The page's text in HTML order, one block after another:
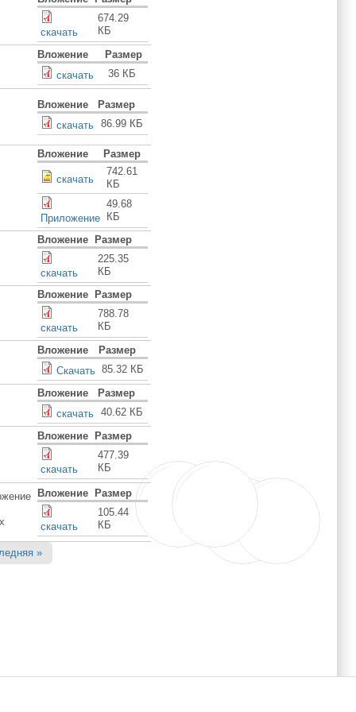
скачать
674.29
КБ
Вложение
Размер
скачать
36 КБ
Вложение
Размер
скачать
86.99 КБ
Вложение Размер
скачать
742.61
КБ
Приложение
49.68
КБ
Вложение
Размер
скачать
225.35
КБ
Вложение
Размер
скачать
788.78
КБ
Вложение
Размер
Скачать 85.32 КБ
Вложение
Размер
cкачать
40.62 КБ
Вложение
Размер
скачать
477.39
КБ
Вложение Размер
скачать
105.44
КБ
»